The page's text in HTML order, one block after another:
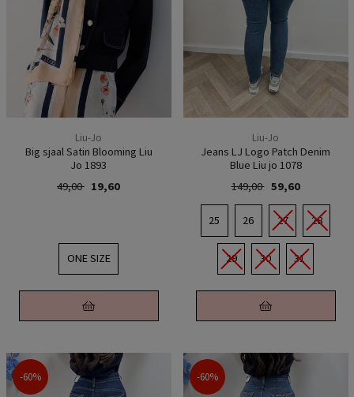
Liu-Jo
Big sjaal Satin Blooming Liu
Jo 1893
49,00 19,60
ONE SIZE
Liu-Jo
Jeans LJ Logo Patch Denim
Blue Liu jo 1078
149,00 59,60
25 26 27 28
29 30 31
-60% -60%